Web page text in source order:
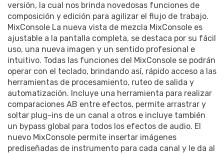
versión, la cual nos brinda novedosas funciones de
composición y edición para agilizar el flujo de trabajo.
MixConsole La nueva vista de mezcla MixConsole es
ajustable a la pantalla completa, se destaca por su fácil
uso, una nueva imagen y un sentido profesional e
intuitivo. Todas las funciones del MixConsole se podrán
operar con el teclado, brindando así, rápido acceso a las
herramientas de procesamiento, ruteo de salida y
automatización. Incluye una herramienta para realizar
comparaciones AB entre efectos, permite arrastrar y
soltar plug-ins de un canal a otros e incluye también
un bypass global para todos los efectos de audio. El
nuevo MixConsole permite insertar imágenes
prediseñadas de instrumento para cada canal y le da al